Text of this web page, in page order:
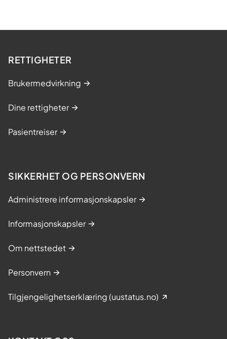
RETTIGHETER
Brukermedvirkning
Dine rettigheter
Pasientreiser
SIKKERHET OG PERSONVERN
Administrere informasjonskapsler
Informasjonskapsler
Om nettstedet
Personvern
Tilgjengelighetserklæring (uustatus.no)